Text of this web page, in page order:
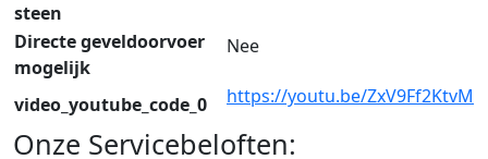
steen
Directe geveldoorvoer
mogelijk
Nee
video_youtube_code_0 https://youtu.be/ZxV9Ff2KtvM
Onze Servicebeloften: